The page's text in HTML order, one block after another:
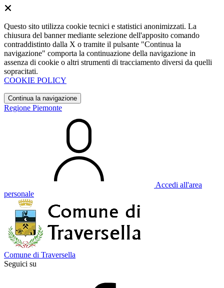
Questo sito utilizza cookie tecnici e statistici anonimizzati. La
chiusura del banner mediante selezione dell'apposito comando
contraddistinto dalla X o tramite il pulsante "Continua la
navigazione" comporta la continuazione della navigazione in
assenza di cookie o altri strumenti di tracciamento diversi da quelli
sopracitati.
COOKIE POLICY
Continua la navigazione
Regione Piemonte
Accedi all'area
personale
Comune di Traversella
Seguici su